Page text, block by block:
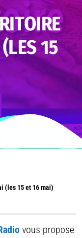
15
(les 15 et 16 mai)
vous propose